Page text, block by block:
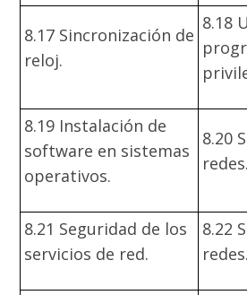
8.17 Sincronización de
reloj.
8.18
8.19 Instalación de
software en sistemas
operativos.
8.20
redes.
8.21 Seguridad de los
servicios de red.
8.22
redes.